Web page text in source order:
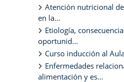
Atención nutricional
en la...
Etiología,
oportunid...
Curso inducción al
Enfermedades
alimentación y es...